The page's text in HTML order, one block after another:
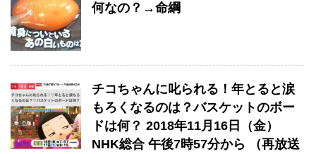
何なの？→命綱
チコちゃんに叱られる！年とると涙
もろくなるのは？バスケットのボー
ドは何？ 2018年11月16日（金）
NHK総合 午後7時57分から （再放送